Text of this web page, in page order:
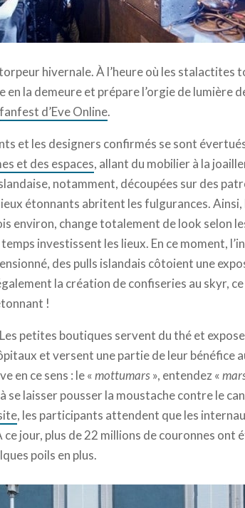
hivernale. À l’heure où les stalactites
la demeure et prépare l’orgie de lumière
fanfest d’Eve Online.
et les designers confirmés se sont
et des espaces, allant du mobilier à la
notamment, découpées sur des
étonnants abritent les fulgurances.
environ, change totalement de look selon
investissent les lieux. En ce moment,
des pulls islandais côtoient une
la création de confiseries au skyr,
!
petites boutiques servent du thé et
et versent une partie de leur bénéfice
en ce sens : le «mottumars», entendez «
se laisser pousser la moustache contre le
, les participants attendent que les
jour, plus de 22 millions de couronnes ont
poils en plus.